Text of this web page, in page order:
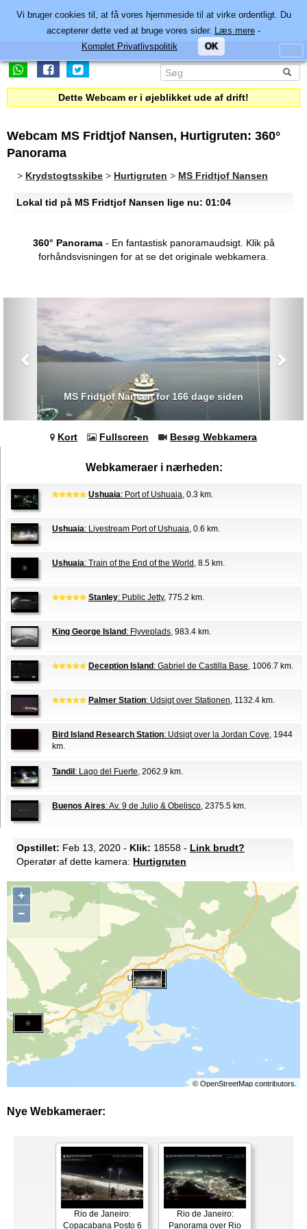
Dette Webcam er i øjeblikket ude af drift!
Webcam MS Fridtjof Nansen, Hurtigruten: 360°
Panorama
> Krydstogtsskibe > Hurtigruten > MS Fridtjof Nansen
Lokal tid på MS Fridtjof Nansen lige nu: 01:04
360° Panorama- En fantastisk panoramaudsigt. Klik på
forhåndsvisningen for at se det originale webkamera.
MS Fridtjof Nansen for 166 dage siden
Previous
Kort Fullscreen Besøg Webkamera
Webkameraer i nærheden:
Ushuaia: Port of Ushuaia, 0.3 km.
Ushuaia: Livestream Port of Ushuaia, 0.6 km.
Ushuaia: Train of the End of the World , 8.5 km.
Stanley: Public Jetty, 775.2 km.
King George Island : Flyveplads, 983.4 km.
Deception Island : Gabriel de Castilla Base, 1006.7 km.
Palmer Station: Udsigt over Stationen, 1132.4 km.
Bird Island Research Station: Udsigt over la Jordan Cove, 1944
km.
Tandil : Lago del Fuerte, 2062.9 km.
Buenos Aires: Av. 9 de Julio & Obelisco, 2375.5 km.
Opstillet: Feb 13, 2020 - Klik: 18558 - Link brudt?
Operatør af dette kamera: Hurtigruten
+
−
© OpenStreetMapcontributors.
Nye Webkameraer:
Rio de Janeiro:
Copacabana Posto 6
Rio de Janeiro:
Panorama over Rio
Vi bruger cookies til, at få vores hjemmeside til at virke ordentligt. Du
accepterer dette ved at bruge vores sider. Læs mere -
Komplet Privatlivspolitik
OK